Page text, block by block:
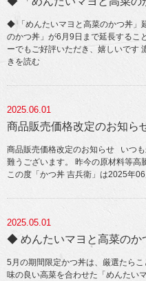
◆ 「めんたいマヨと高菜のかつ丼」
のかつ丼」が6月9日まで延長するこ
ーでもご好評いただき、嬉しいです
きを読む
2025.06.01
商品販売価格改定のお知ら
商品販売価格改定のお知らせ いつ
難うございます。 昨今の原材料等高
この度「かつ丼 吉兵衛」は2025年
2025.05.01
◆ めんたいマヨと高菜の
5月の期間限定かつ丼は、厳選たら
味の良い高菜を合わせた「めんたい